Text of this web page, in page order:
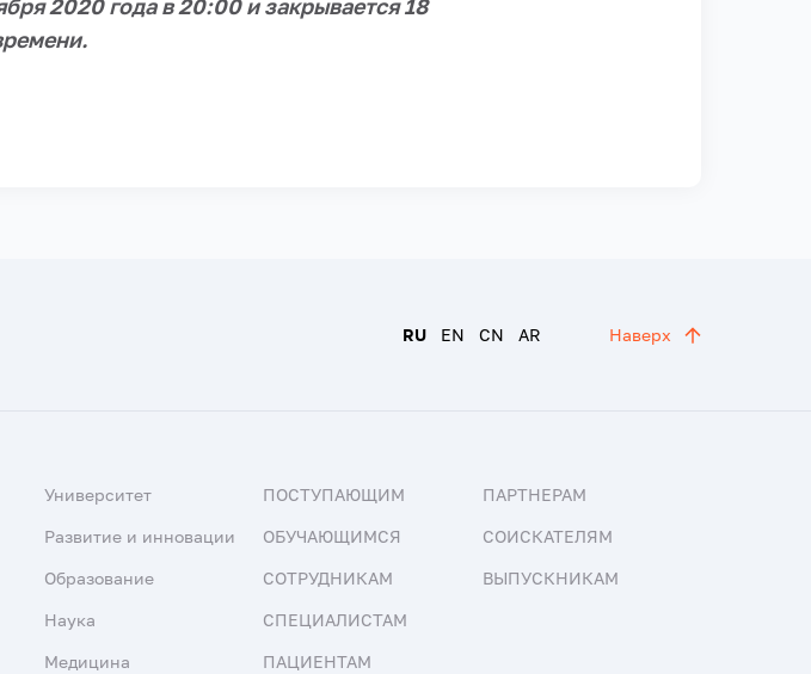
2020 года в 20:00 и закрывается 18
RU EN CN AR Наверх
Университет
Развитие и инновации
Образование
Наука
Медицина
ПОСТУПАЮЩИМ
ОБУЧАЮЩИМСЯ
СОТРУДНИКАМ
СПЕЦИАЛИСТАМ
ПАЦИЕНТАМ
ПАРТНЕРАМ
СОИСКАТЕЛЯМ
ВЫПУСКНИКАМ